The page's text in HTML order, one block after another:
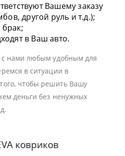
Вашему заказу
другой руль и т.д.);
в Ваш авто.
с нами любым удобным для
в ситуации в
чтобы решить Вашу
деньги без ненужных
ковриков